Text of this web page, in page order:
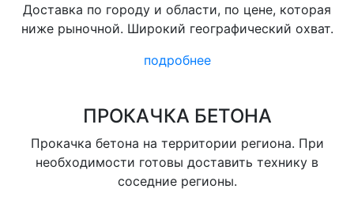
Доставка по городу и области, по цене, которая
ниже рыночной. Широкий географический охват.
подробнее
ПРОКАЧКА БЕТОНА
Прокачка бетона на территории региона. При
необходимости готовы доставить технику в
соседние регионы.